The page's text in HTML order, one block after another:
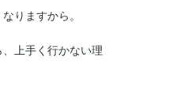
りますから。
上手く行かない理